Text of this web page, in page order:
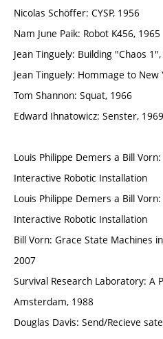
Nicolas Schöffer: CYSP, 1956
Nam June Paik: Robot K456, 1965
Jean Tinguely: Building "Chaos
Jean Tinguely: Hommage to New
Tom Shannon: Squat, 1966
Edward Ihnatowicz: Senster,
Louis Philippe Demers a Bill
Interactive Robotic Installation
Louis Philippe Demers a Bill
Interactive Robotic Installation
Bill Vorn: Grace State Machines
2007
Survival Research Laboratory: A
Amsterdam, 1988
Douglas Davis: Send/Recieve